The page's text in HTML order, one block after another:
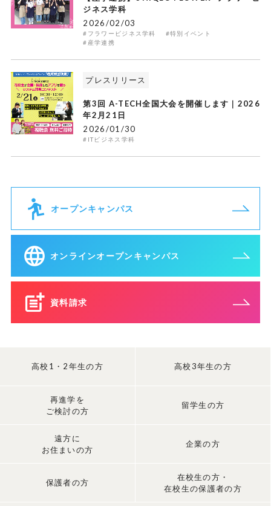
ジネス学科
2026/02/03
#フラワービジネス学科
#特別イベント
#産学連携
プレスリリース
第3回 A-TECH全国大会を開催します｜2026
年2月21日
2026/01/30
#ITビジネス学科
オープンキャンパス
オンラインオープンキャンパス
資料請求
高校1・2年生の方 高校3年生の方
再進学を
ご検討の方
留学生の方
遠方に
お住まいの方
企業の方
保護者の方
在校生の方・
在校生の保護者の方